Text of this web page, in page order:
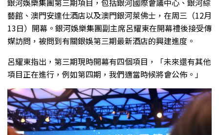
銀河娛樂集團第三期項目，包括銀河國際會議中心、銀河綜
藝館、澳門安達仕酒店以及澳門銀河萊佛士，在周三（12月
13日）開幕。銀河娛樂集團副主席呂耀東在開幕禮後接受傳
媒訪問，被問到有關銀娛第三期最新酒店的興建進度。
呂耀東指出，第三期現時開幕有四個項目，「未來還有其他
項目正在進行，例如第四期，我們適當時候將會公佈。」